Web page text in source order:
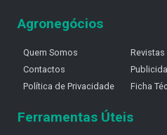
Agronegócios
Quem Somos
Contactos
Política de Privacidade
Revistas
Ficha
Ferramentas Úteis